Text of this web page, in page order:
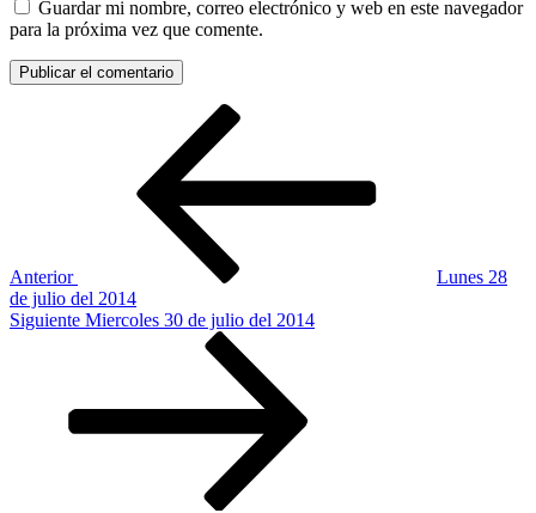
Guardar mi nombre, correo electrónico y web en este navegador
para la próxima vez que comente.
Anterior
Lunes 28
de julio del 2014
Siguiente
Siguiente Miercoles 30 de julio del 2014